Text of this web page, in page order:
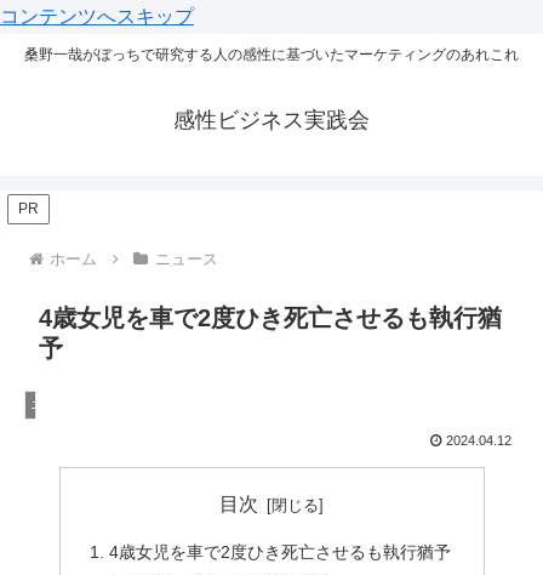
コンテンツへスキップ
桑野一哉がぼっちで研究する人の感性に基づいたマーケティングのあれこれ
感性ビジネス実践会
PR
ホーム ニュース
4歳女児を車で2度ひき死亡させるも執行猶
予
ニュース
2024.04.12
目次
4歳女児を車で2度ひき死亡させるも執行猶予